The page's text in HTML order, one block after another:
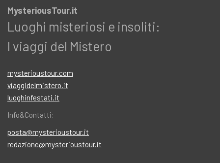
MysteriousTour.it
Luoghi misteriosi e insoliti:
I viaggi del Mistero
mysterioustour.com
viaggidelmistero.it
luoghinfestati.it
Info&Contatti:
posta@mysterioustour.it
redazione@mysterioustour.it